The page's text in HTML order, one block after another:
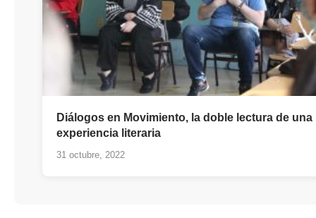
Diálogos en Movimiento, la doble lectura de una
experiencia literaria
31 octubre, 2022